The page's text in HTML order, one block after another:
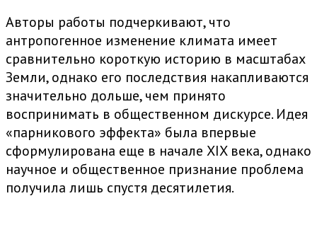
Авторы работы подчеркивают, что
антропогенное изменение климата имеет
сравнительно короткую историю в масштабах
Земли, однако его последствия накапливаются
значительно дольше, чем принято
воспринимать в общественном дискурсе. Идея
«парникового эффекта» была впервые
сформулирована еще в начале XIX века, однако
научное и общественное признание проблема
получила лишь спустя десятилетия.